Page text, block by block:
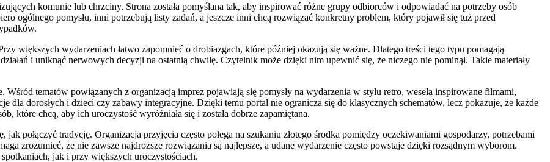
komunie lub chrzciny. Strona została pomyślana tak, aby inspirować różne grupy odbiorców i odpowiadać na potrzeby osób
ogólnego pomysłu, inni potrzebują listy zadań, a jeszcze inni chcą rozwiązać konkretny problem, który pojawił się tuż przed
większych wydarzeniach łatwo zapomnieć o drobiazgach, które później okazują się ważne. Dlatego treści tego typu pomagają
i uniknąć nerwowych decyzji na ostatnią chwilę. Czytelnik może dzięki nim upewnić się, że niczego nie pominął. Takie materiały
Wśród tematów powiązanych z organizacją imprez pojawiają się pomysły na wydarzenia w stylu retro, wesela inspirowane filmami,
dla dorosłych i dzieci czy zabawy integracyjne. Dzięki temu portal nie ogranicza się do klasycznych schematów, lecz pokazuje, że każde
które chcą, aby ich uroczystość wyróżniała się i została dobrze zapamiętana.
jak połączyć tradycję. Organizacja przyjęcia często polega na szukaniu złotego środka pomiędzy oczekiwaniami gospodarzy, potrzebami
zrozumieć, że nie zawsze najdroższe rozwiązania są najlepsze, a udane wydarzenie często powstaje dzięki rozsądnym wyborom.
jak i przy większych uroczystościach.